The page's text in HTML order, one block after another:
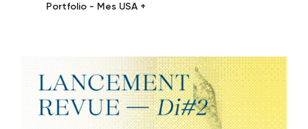
Portfolio - Mes USA +